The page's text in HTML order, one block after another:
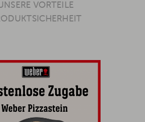
VORTEILE